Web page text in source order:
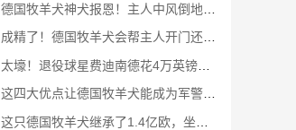
德国牧羊犬神犬报恩！主人中风倒地成功救命.
成精了！德国牧羊犬会帮主人开门还会算数
太壕！退役球星费迪南德花4万英镑买德国牧羊犬保护待孕妻子
这四大优点让德国牧羊犬能成为军警犬界的“一哥”
这只德国牧羊犬继承了1.4亿欧，坐拥别墅城堡！这才是人不如狗系列